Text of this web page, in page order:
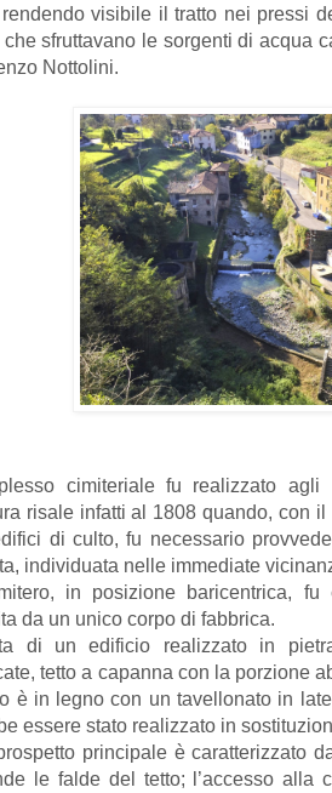
visibile il tratto nei pressi
sfruttavano le sorgenti di acqua
Nottolini.
cimiteriale fu realizzato
risale infatti al 1808 quando, con
di culto, fu necessario
individuata nelle immediate
in posizione baricentrica, fu
da un unico corpo di fabbrica.
di un edificio realizzato in
tetto a capanna con la porzione
è in legno con un tavellonato in
essere stato realizzato in
principale è caratterizzato
le falde del tetto; l’accesso alla